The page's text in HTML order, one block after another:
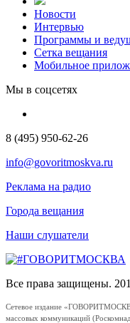
Новости
Интервью
Программы и
Сетка вещания
Мобильное
Мы в соцсетях
8 (495) 950-62-26
info@govoritmoskva.ru
Реклама на радио
Города вещания
Наши слушатели
Все права защищены.
Сетевое издание
массовых коммуникаций